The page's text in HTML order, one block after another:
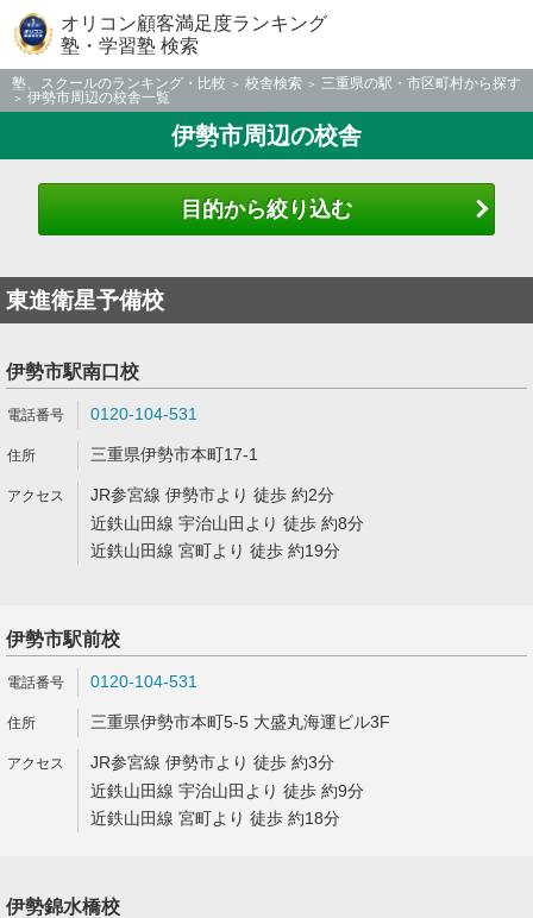
オリコン顧客満足度ランキング
塾・学習塾 検索
塾、スクールのランキング・比較 校舎検索
三重県の駅・市区町村から探す
伊勢市周辺の校舎一覧
伊勢市周辺の校舎
目的から絞り込む
東進衛星予備校
伊勢市駅南口校
0120-104-531
三重県伊勢市本町17-1
JR参宮線 伊勢市より 徒歩 約2分
近鉄山田線 宇治山田より 徒歩 約8分
近鉄山田線 宮町より 徒歩 約19分
伊勢市駅前校
0120-104-531
三重県伊勢市本町5-5 大盛丸海運ビル3F
JR参宮線 伊勢市より 徒歩 約3分
近鉄山田線 宇治山田より 徒歩 約9分
近鉄山田線 宮町より 徒歩 約18分
伊勢錦水橋校